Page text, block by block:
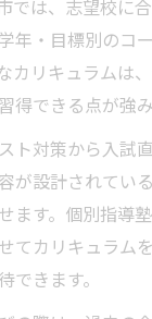
では、志望校に
年・目標別のコ
カリキュラムは
得できる点が強み
ト対策から入試
が設計されてい
ます。個別指導
てカリキュラム
できます。